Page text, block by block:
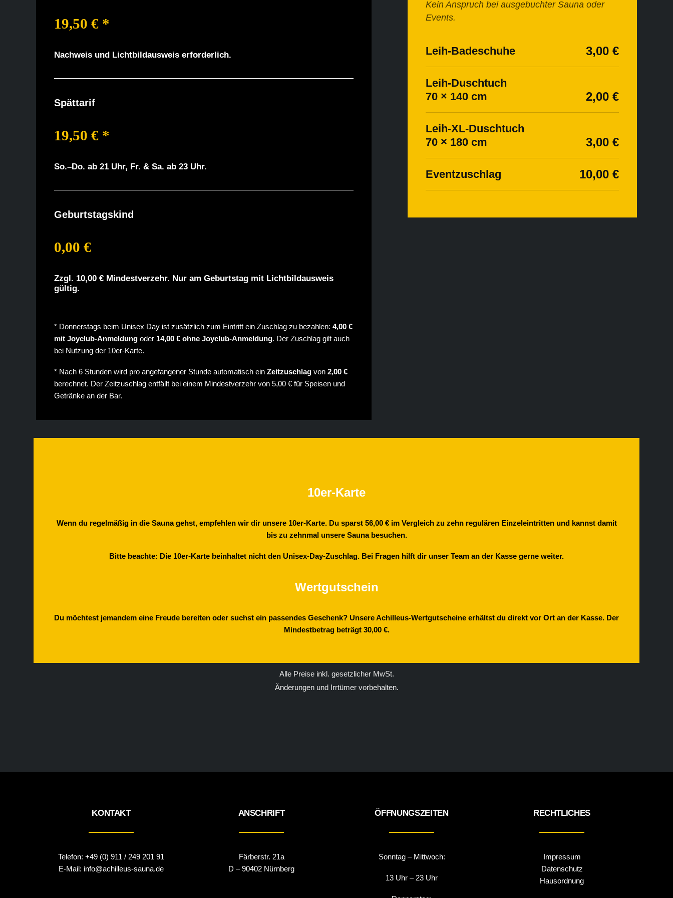
19,50 € *
Nachweis und Lichtbildausweis erforderlich.
Spättarif
19,50 € *
So.–Do. ab 21 Uhr, Fr. & Sa. ab 23 Uhr.
Geburtstagskind
0,00 €
Zzgl. 10,00 € Mindestverzehr. Nur am Geburtstag mit Lichtbildausweis
gültig.
* Donnerstags beim Unisex Day ist zusätzlich zum Eintritt ein Zuschlag zu bezahlen: 4,00 €
mit Joyclub-Anmeldung oder 14,00 € ohne Joyclub-Anmeldung. Der Zuschlag gilt auch
bei Nutzung der 10er-Karte.
* Nach 6 Stunden wird pro angefangener Stunde automatisch ein Zeitzuschlag von 2,00 €
berechnet. Der Zeitzuschlag entfällt bei einem Mindestverzehr von 5,00 € für Speisen und
Getränke an der Bar.
Kein Anspruch bei ausgebuchter Sauna oder
Events.
Leih-Badeschuhe 3,00 €
Leih-Duschtuch
70 × 140 cm
2,00 €
Leih-XL-Duschtuch
70 × 180 cm
3,00 €
Eventzuschlag 10,00 €
10er-Karte
Wenn du regelmäßig in die Sauna gehst, empfehlen wir dir unsere 10er-Karte. Du sparst 56,00 € im Vergleich zu zehn regulären Einzeleintritten und kannst damit
bis zu zehnmal unsere Sauna besuchen.
Bitte beachte: Die 10er-Karte beinhaltet nicht den Unisex-Day-Zuschlag. Bei Fragen hilft dir unser Team an der Kasse gerne weiter.
Wertgut­schein
Du möchtest jemandem eine Freude bereiten oder suchst ein passendes Geschenk? Unsere Achilleus-Wertgutscheine erhältst du direkt vor Ort an der Kasse. Der
Mindestbetrag beträgt 30,00 €.
Alle Preise inkl. gesetzlicher MwSt.
Änderungen und Irrtümer vorbehalten.
KONTAKT
Telefon: +49 (0) 911 / 249 201 91
E-Mail: info@achilleus-sauna.de
ANSCHRIFT
Färberstr. 21a
D – 90402 Nürnberg
ÖFFNUNGSZEITEN
Sonntag – Mittwoch:
13 Uhr – 23 Uhr
RECHTLICHES
Impressum
Datenschutz
Hausordnung